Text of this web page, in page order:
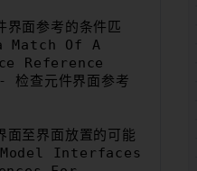
界面参考的条件匹
Match Of A
Reference
查元件界面参考
面至界面放置的可能
Interfaces